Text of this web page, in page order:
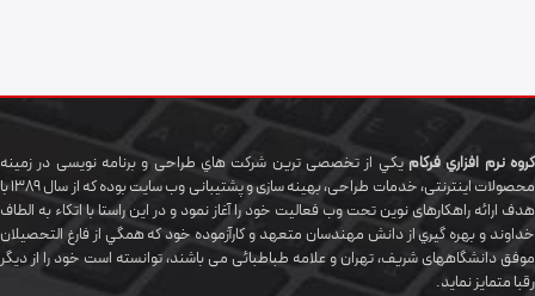
گروه نرم افزاري فرکام يکي از تخصصی ترين شرکت هاي طراحی و برنامه نویسی در زمینه
محصولات اینترنتی، خدمات طراحی، بهینه سازی و پشتیبانی وب سایت بوده که از سال 1389 با
هدف ارائه راهکارهای نوین تحت وب فعالیت خود را آغاز نمود و در این راستا با اتکاء به الطاف
خداوند و بهره گيري از دانش مهندسان متعهد و کارآزموده خود که همگي از فارغ التحصیلان
موفق دانشگاههای شريف، تهران و علامه طباطبائی می باشند، توانسته است خود را از دیگر
رقبا متمایز نماید.